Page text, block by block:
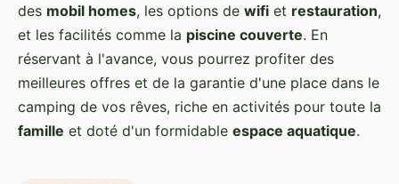
des mobil homes, les options de wifi et restauration,
et les facilités comme la piscine couverte. En
réservant à l'avance, vous pourrez profiter des
meilleures offres et de la garantie d'une place dans le
camping de vos rêves, riche en activités pour toute la
famille et doté d'un formidable espace aquatique.